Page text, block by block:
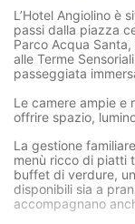
L’Hotel Angiolino è
passi dalla piazza
Parco Acqua
alle Terme
passeggiata
Le camere ampie e
offrire spazio,
La gestione
menù ricco di piatti
buffet di verdure,
disponibili sia a
accompagnano